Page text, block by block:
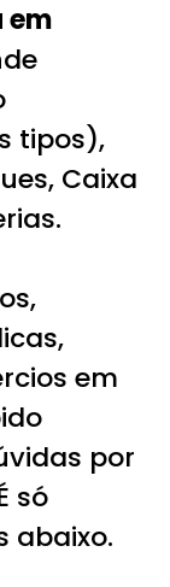
em
tipos),
Caixa
em
por
só
abaixo.